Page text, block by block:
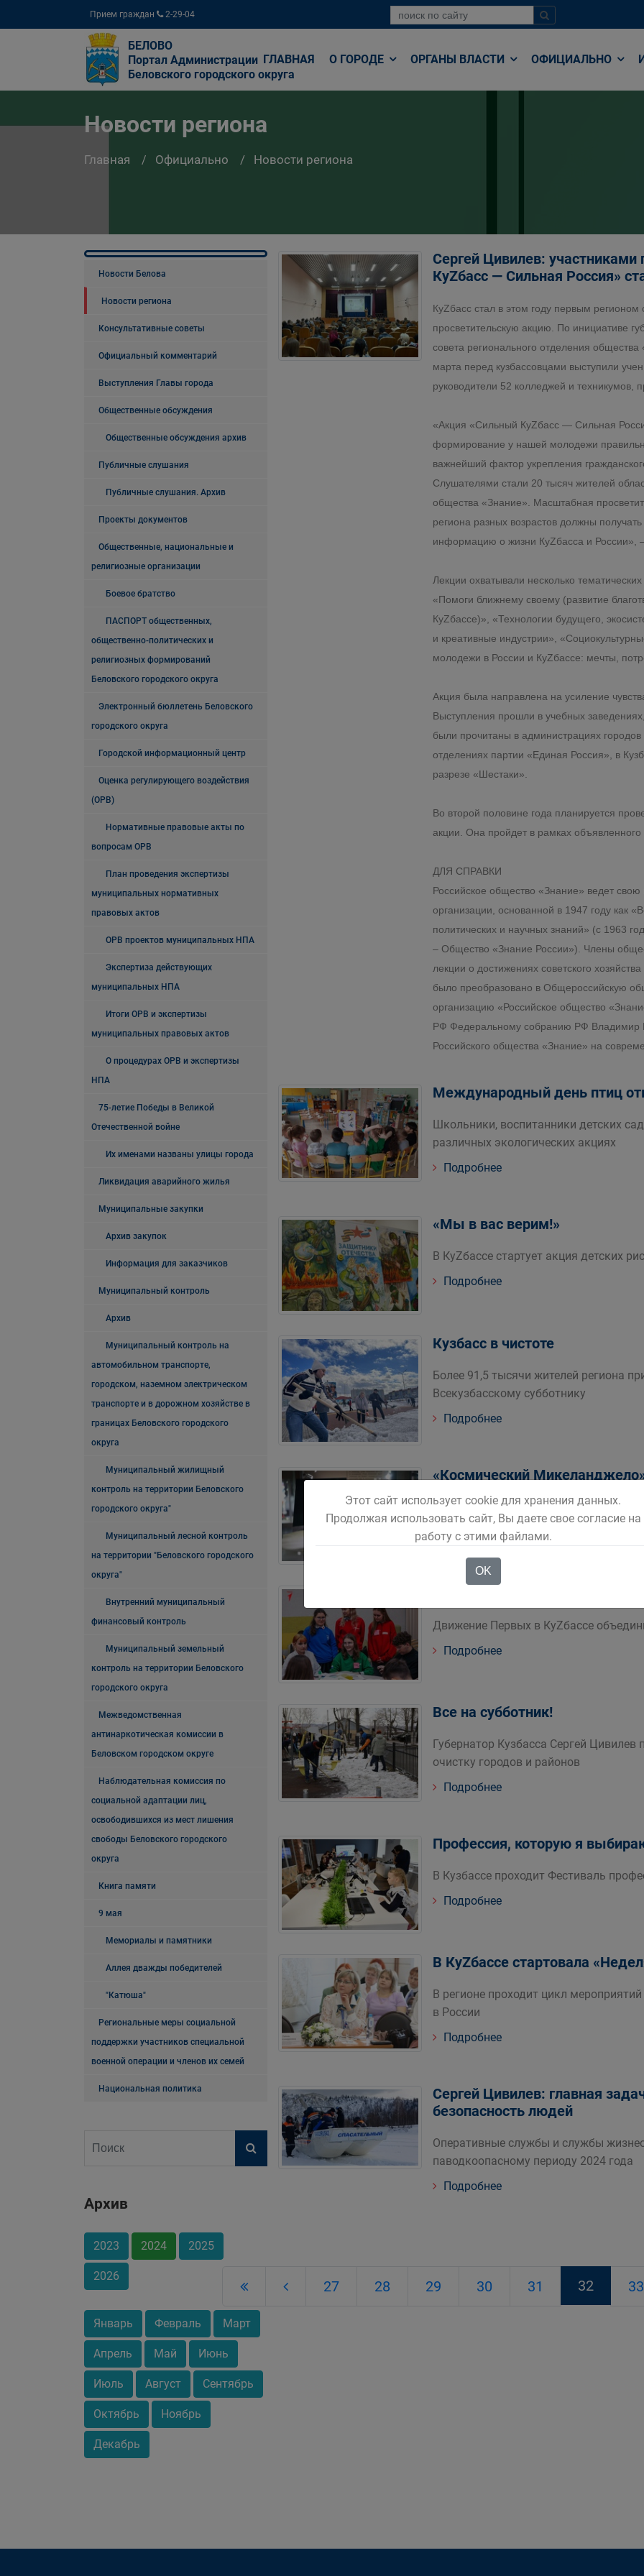
Прием граждан 2-29-04
БЕЛОВО
Портал Администрации
Беловского городского округа
ГЛАВНАЯ О ГОРОДЕ ОРГАНЫ ВЛАСТИ ОФИЦИАЛЬНО
Новости региона
Главная Официально Новости региона
Новости Белова
Новости региона
Консультативные советы
Официальный комментарий
Выступления Главы города
Общественные обсуждения
Общественные обсуждения архив
Публичные слушания
Публичные слушания. Архив
Проекты документов
Общественные, национальные и
религиозные организации
Боевое братство
ПАСПОРТ общественных,
общественно-политических и
религиозных формирований
Беловского городского округа
Электронный бюллетень Беловского
городского округа
Городской информационный центр
Оценка регулирующего воздействия
(ОРВ)
Нормативные правовые акты по
вопросам ОРВ
План проведения экспертизы
муниципальных нормативных
правовых актов
ОРВ проектов муниципальных НПА
Экспертиза действующих
муниципальных НПА
Итоги ОРВ и экспертизы
муниципальных правовых актов
О процедурах ОРВ и экспертизы
НПА
75-летие Победы в Великой
Отечественной войне
Их именами названы улицы города
Ликвидация аварийного жилья
Муниципальные закупки
Архив закупок
Информация для заказчиков
Муниципальный контроль
Архив
Муниципальный контроль на
автомобильном транспорте,
городском, наземном электрическом
транспорте и в дорожном хозяйстве в
границах Беловского городского
округа
Муниципальный жилищный
контроль на территории Беловского
городского округа"
Муниципальный лесной контроль
на территории "Беловского городского
округа"
Внутренний муниципальный
финансовый контроль
Муниципальный земельный
контроль на территории Беловского
городского округа
Межведомственная
антинаркотическая комиссии в
Беловском городском округе
Наблюдательная комиссия по
социальной адаптации лиц,
освободившихся из мест лишения
свободы Беловского городского
округа
Книга памяти
9 мая
Мемориалы и памятники
Аллея дважды победителей
"Катюша"
Региональные меры социальной
поддержки участников специальной
военной операции и членов их семей
Национальная политика
Архив
2023 2024 2025
2026
Январь Февраль Март
Апрель Май Июнь
Июль Август Сентябрь
Октябрь Ноябрь
Декабрь
Сергей Цивилев: участниками
КуZбасс — Сильная Россия»
КуZбасс стал в этом году первым
просветительскую акцию. По инициативе
совета регионального отделения
марта перед кузбассовцами выступили
руководители 52 колледжей и техникумов,
«Акция «Сильный КуZбасс — Сильная
формирование у нашей молодежи
важнейший фактор укрепления
Слушателями стали 20 тысяч жителей
общества «Знание». Масштабная
региона разных возрастов должны
информацию о жизни КуZбасса и России»,
Лекции охватывали несколько
«Помоги ближнему своему (развитие
КуZбассе)», «Технологии будущего,
и креативные индустрии»,
молодежи в России и КуZбассе: мечты,
Акция была направлена на усиление
Выступления прошли в учебных
были прочитаны в администрациях
отделениях партии «Единая Россия», в
разрезе «Шестаки».
Во второй половине года планируется
акции. Она пройдет в рамках
ДЛЯ СПРАВКИ
Российское общество «Знание» ведет
организации, основанной в 1947 году как
политических и научных знаний» (с 1963
– Общество «Знание России»). Члены
лекции о достижениях советского
было преобразовано в Общероссийскую
организацию «Российское общество
РФ Федеральному собранию РФ Владимир
Российского общества «Знание» на
Международный день птиц
Школьники, воспитанники детских
различных экологических акциях
Подробнее
«Мы в вас верим!»
В КуZбассе стартует акция детских
Подробнее
Кузбасс в чистоте
Более 91,5 тысячи жителей региона
Всекузбасскому субботнику
Подробнее
«Космический
В Кемерове открылась
Подробнее
Движение Первых в КуZбассе
Подробнее
Все на субботник!
Губернатор Кузбасса Сергей
очистку городов и районов
Подробнее
Профессия, которую я
В Кузбассе проходит Фестиваль
Подробнее
В КуZбассе стартовала
В регионе проходит цикл
в России
Подробнее
Сергей Цивилев: главная
безопасность людей
Оперативные службы и службы
паводкоопасному периоду 2024 года
Подробнее
27 28 29 30 31 32 33
Этот сайт использует cookie для хранения данных.
Продолжая использовать сайт, Вы даете свое согласие на
работу с этими файлами.
OK